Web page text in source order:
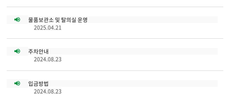
물품보관소 및 탈의실 운영
2025.04.21
주차안내
2024.08.23
입금방법
2024.08.23